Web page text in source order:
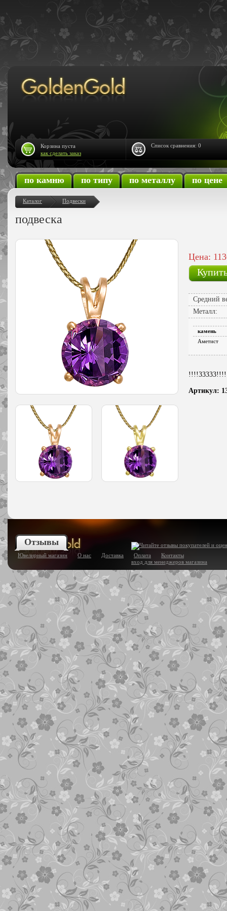
по камню по типу по металлу по цене
Каталог Подвески
подвеска
Цена:
Средний
Металл:
камень
Аметист
Артикул:
Отзывы
Ювелирный магазин О нас Доставка Оплата
Контакты
вход для менеджеров магазина
Корзина пуста
как сделать заказ
Список сравнения: 0